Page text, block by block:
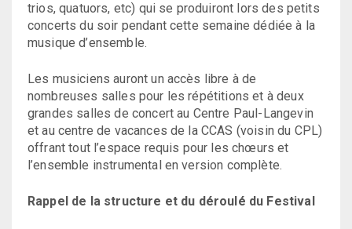
trios, quatuors, etc) qui se produiront lors des petits
concerts du soir pendant cette semaine dédiée à la
musique d’ensemble.
Les musiciens auront un accès libre à de
nombreuses salles pour les répétitions et à deux
grandes salles de concert au Centre Paul-Langevin
et au centre de vacances de la CCAS (voisin du CPL)
offrant tout l’espace requis pour les chœurs et
l’ensemble instrumental en version complète.
Rappel de la structure et du déroulé du Festival